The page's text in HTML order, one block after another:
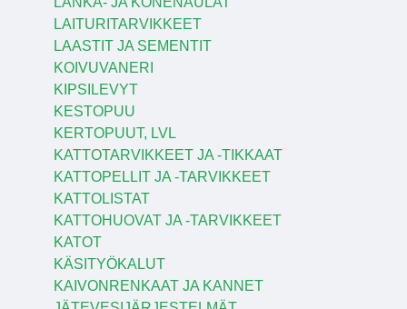
LAITURITARVIKKEET
LAASTIT JA SEMENTIT
KOIVUVANERI
KIPSILEVYT
KESTOPUU
KERTOPUUT, LVL
KATTOTARVIKKEET JA -TIKKAAT
KATTOPELLIT JA -TARVIKKEET
KATTOLISTAT
KATTOHUOVAT JA -TARVIKKEET
KATOT
KÄSITYÖKALUT
KAIVONRENKAAT JA KANNET